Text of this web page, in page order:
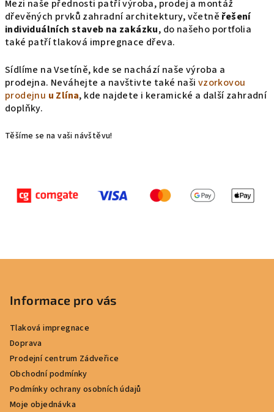
Mezi naše přednosti patří výroba, prodej a montáž
dřevěných prvků zahradní architektury,včetně řešení
individuálních staveb na zakázku, do našeho portfolia
také patří tlaková impregnace dřeva.
Sídlíme na Vsetíně, kde se nachází naše výroba a
prodejna. Neváhejte a navštivte také naši vzorkovou
prodejnu u Zlína, kde najdete i keramické a další zahradní
doplňky.
Těšíme se na vaši návštěvu!
Informace pro vás
Tlaková impregnace
Doprava
Prodejní centrum Zádveřice
Obchodní podmínky
Podmínky ochrany osobních údajů
Moje objednávka